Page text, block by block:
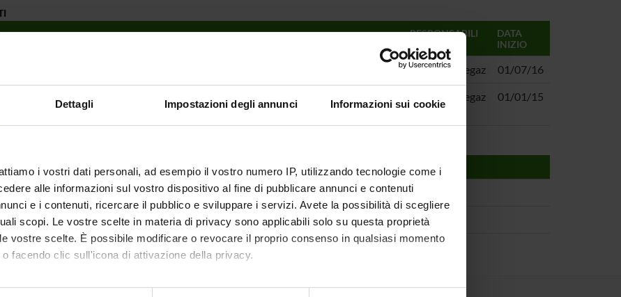
Dettagli Impostazioni degli annunci Informazioni sui cookie
i vostri dati personali, ad esempio il vostro numero IP, utilizzando tecnologie come i
alle informazioni sul vostro dispositivo al fine di pubblicare annunci e contenuti
e i contenuti, ricercare il pubblico e sviluppare i servizi. Avete la possibilità di scegliere
scopi. Le vostre scelte in materia di privacy sono applicabili solo su questa proprietà
vostre scelte. È possibile modificare o revocare il proprio consenso in qualsiasi momento
facendo clic sull'icona di attivazione della privacy.
anche:
RESPONSABILI
DATA
INIZIO
Gloria Menegaz 01/07/16
DAI DATI MULTIMODALI
Gloria Menegaz 01/01/15
FINANZIAMENTI
NUMERO
1
1